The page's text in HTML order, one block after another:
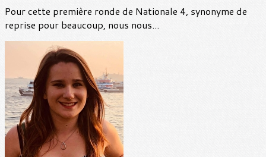
Pour cette première ronde de Nationale 4, synonyme de
reprise pour beaucoup, nous nous...